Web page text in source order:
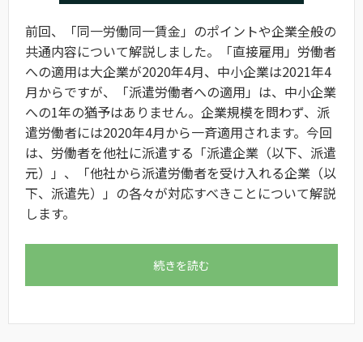
前回、「同一労働同一賃金」のポイントや企業全般の
共通内容について解説しました。「直接雇用」労働者
への適用は大企業が2020年4月、中小企業は2021年4
月からですが、「派遣労働者への適用」は、中小企業
への1年の猶予はありません。企業規模を問わず、派
遣労働者には2020年4月から一斉適用されます。今回
は、労働者を他社に派遣する「派遣企業（以下、派遣
元）」、「他社から派遣労働者を受け入れる企業（以
下、派遣先）」の各々が対応すべきことについて解説
します。
続きを読む